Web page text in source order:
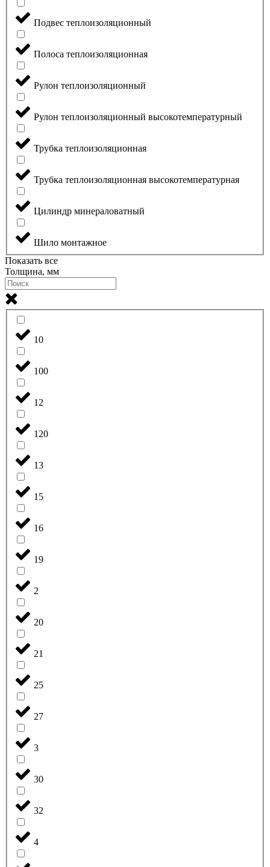
Подвес теплоизоляционный
Полоса теплоизоляционная
Рулон теплоизоляционный
Рулон теплоизоляционный высокотемпературный
Трубка теплоизоляционная
Трубка теплоизоляционная высокотемпературная
Цилиндр минераловатный
Шило монтажное
Показать все
Толщина, мм
10
100
12
120
13
15
16
19
2
20
21
25
27
3
30
32
4